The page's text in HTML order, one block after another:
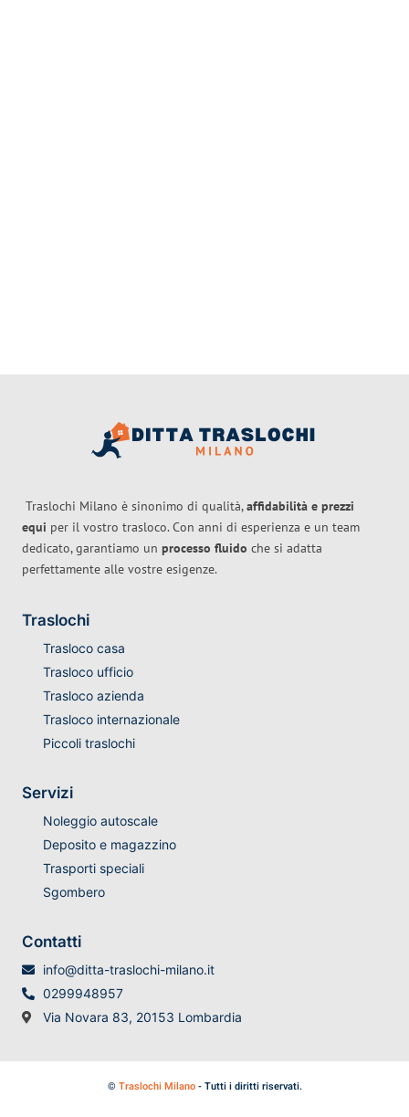
Traslochi Milano è sinonimo di qualità,affidabilità e prezzi
equi per il vostro trasloco. Con anni di esperienza e un team
dedicato, garantiamo un processo fluido che si adatta
perfettamente alle vostre esigenze.
Traslochi
Trasloco casa
Trasloco ufficio
Trasloco azienda
Trasloco internazionale
Piccoli traslochi
Servizi
Noleggio autoscale
Deposito e magazzino
Trasporti speciali
Sgombero
Contatti
info@ditta-traslochi-milano.it
0299948957
Via Novara 83, 20153 Lombardia
© Traslochi Milano- Tutti i diritti riservati.